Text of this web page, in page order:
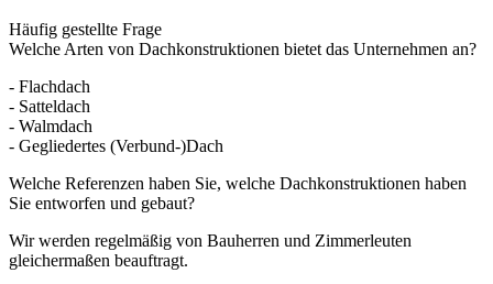
Häufig gestellte Frage
Welche Arten von Dachkonstruktionen bietet das Unternehmen an?
- Flachdach
- Satteldach
- Walmdach
- Gegliedertes (Verbund-)Dach
Welche Referenzen haben Sie, welche Dachkonstruktionen haben
Sie entworfen und gebaut?
Wir werden regelmäßig von Bauherren und Zimmerleuten
gleichermaßen beauftragt.